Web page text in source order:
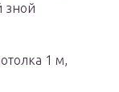
зной
1 м,